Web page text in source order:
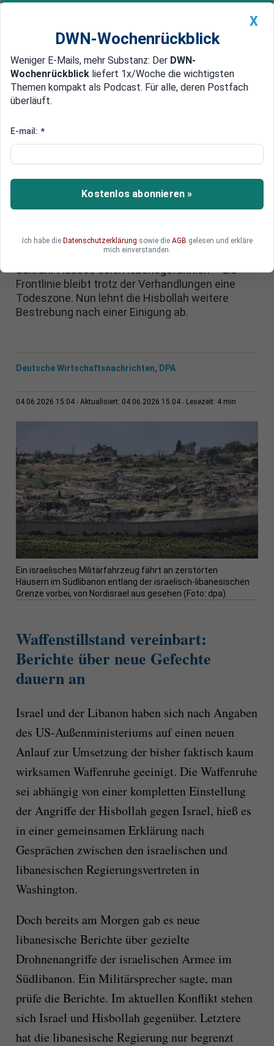
Newsticker MEIN DWN: Geldanlage Premium
Edelmetalle DWN-Magazin China
Waffenruhe wackelt: Israel droht
Hisbollah lehnt Einigung ab
Rückschlag im Libanon: Unmittelbar nach der
Einigung auf die Umsetzung einer neuen
in den Süden gewarnt. Das Militär drohte, die
Kämpfe liefen weiter. Reisen südlich des
Sahrani-Flusses seien lebensgefährlich – die
Frontlinie bleibt trotz der Verhandlungen eine
Todeszone. Nun lehnt die Hisbollah weitere
Bestrebung nach einer Einigung ab.
Deutsche Wirtschaftsnachrichten, DPA
04.06.2026 15:04 Aktualisiert: 04.06.2026 15:04 Lesezeit: 4 min
Ein israelisches Militärfahrzeug fährt an zerstörten
Häusern im Südlibanon entlang der israelisch-libanesischen
Grenze vorbei, von Nordisrael aus gesehen (Foto: dpa).
Waffenstillstand vereinbart:
Berichte über neue Gefechte
dauern an
Israel und der Libanon haben sich nach Angaben
des US-Außenministeriums auf einen neuen
Anlauf zur Umsetzung der bisher faktisch kaum
wirksamen Waffenruhe geeinigt. Die Waffenruhe
sei abhängig von einer kompletten Einstellung
der Angriffe der Hisbollah gegen Israel, hieß es
in einer gemeinsamen Erklärung nach
Gesprächen zwischen den israelischen und
libanesischen Regierungsvertreten in
Washington.
Doch bereits am Morgen gab es neue
libanesische Berichte über gezielte
Drohnenangriffe der israelischen Armee im
Südlibanon. Ein Militärsprecher sagte, man
prüfe die Berichte. Im aktuellen Konflikt stehen
sich Israel und Hisbollah gegenüber. Letztere
hat die libanesische Regierung nur begrenzt
X
DWN-Wochenrückblick
Weniger E-Mails, mehr Substanz: Der DWN-
Wochenrückblick liefert 1x/Woche die wichtigsten
Themen kompakt als Podcast. Für alle, deren Postfach
überläuft.
E-mail: *
Kostenlos abonnieren »
Ich habe die Datenschutzerklärung sowie die AGB gelesen und erkläre
mich einverstanden.